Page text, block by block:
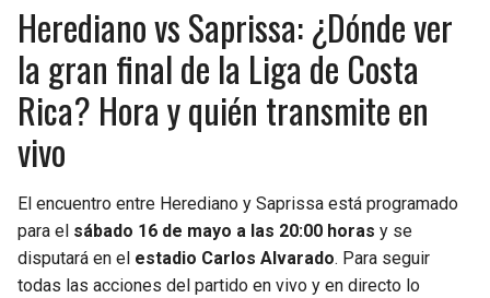
Herediano vs Saprissa: ¿Dónde ver
la gran final de la Liga de Costa
Rica? Hora y quién transmite en
vivo
El encuentro entre Herediano y Saprissa está programado
para el sábado 16 de mayo a las 20:00 horas y se
disputará en el estadio Carlos Alvarado. Para seguir
todas las acciones del partido en vivo y en directo lo